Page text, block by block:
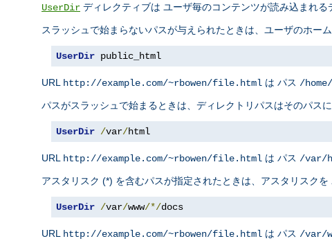
UserDir ディレクティブは ユーザ毎のコンテンツが読み込まれ
スラッシュで始まらないパスが与えられたときは、ユーザのホー
UserDir public_html
URL http://example.com/~rbowen/file.html は パス /
パスがスラッシュで始まるときは、ディレクトリパスはそのパス
UserDir /var/html
URL http://example.com/~rbowen/file.html は パス /var/
アスタリスク (*) を含むパスが指定されたときは、アスタリスク
UserDir /var/www/*/docs
URL http://example.com/~rbowen/file.html は パス /var/